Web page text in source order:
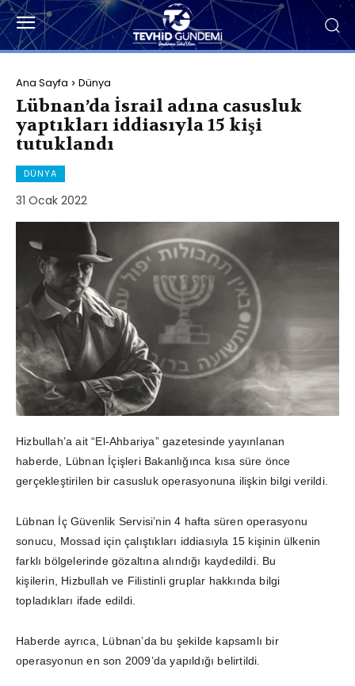
Ana Sayfa Dünya
Lübnan’da İsrail adına casusluk
yaptıkları iddiasıyla 15 kişi
tutuklandı
DÜNYA
31 Ocak 2022
Hizbullah’a ait “El-Ahbariya” gazetesinde yayınlanan
haberde, Lübnan İçişleri Bakanlığınca kısa süre önce
gerçekleştirilen bir casusluk operasyonuna ilişkin bilgi verildi.
Lübnan İç Güvenlik Servisi’nin 4 hafta süren operasyonu
sonucu, Mossad için çalıştıkları iddiasıyla 15 kişinin ülkenin
farklı bölgelerinde gözaltına alındığı kaydedildi. Bu
kişilerin, Hizbullah ve Filistinli gruplar hakkında bilgi
topladıkları ifade edildi.
Haberde ayrıca, Lübnan’da bu şekilde kapsamlı bir
operasyonun en son 2009’da yapıldığı belirtildi.